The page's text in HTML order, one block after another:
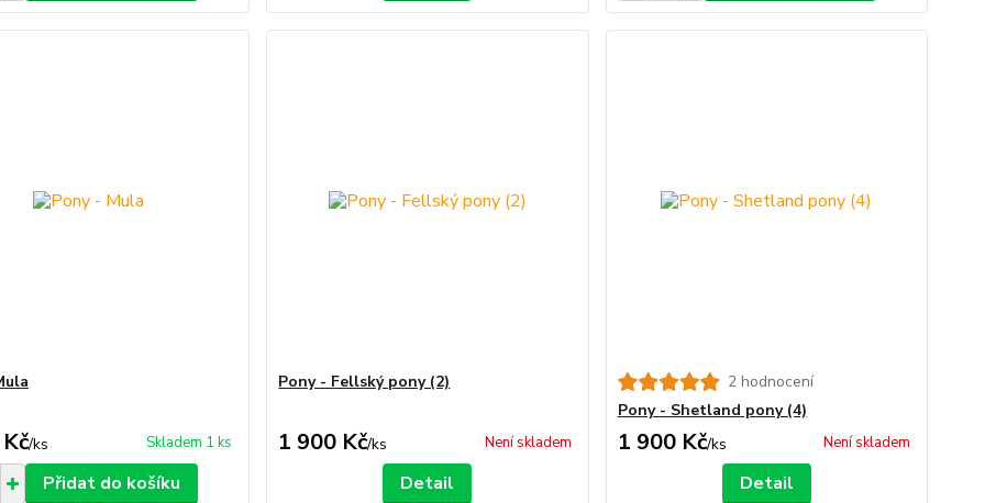
/ks Skladem 1 ks
Přidat do košíku
Pony - Fellský pony (2)
1 900 Kč/ks Není skladem
Detail
2 hodnocení
Pony - Shetland pony (4)
1 900 Kč/ks Není skladem
Detail